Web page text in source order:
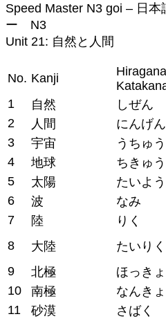
Speed Master N3 goi – 日本
ー N3
Unit 21: 自然と人間
No. Kanji
1
自然 しぜん
2
人間 にんげん
3
宇宙 うちゅう
4
地球 ちきゅう
5
太陽 たいよう
6
波 なみ
7
陸 りく
8
大陸 たいりく
9
北極 ほっきょ
10
南極 なんきょ
11
砂漠 さばく